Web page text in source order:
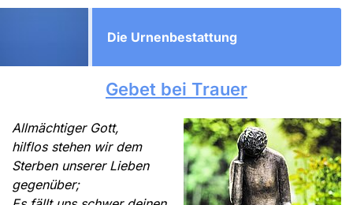
Die Urnenbestattung
Gebet bei Trauer
Allmächtiger Gott,
hilflos stehen wir dem
Sterben unserer Lieben
gegenüber;